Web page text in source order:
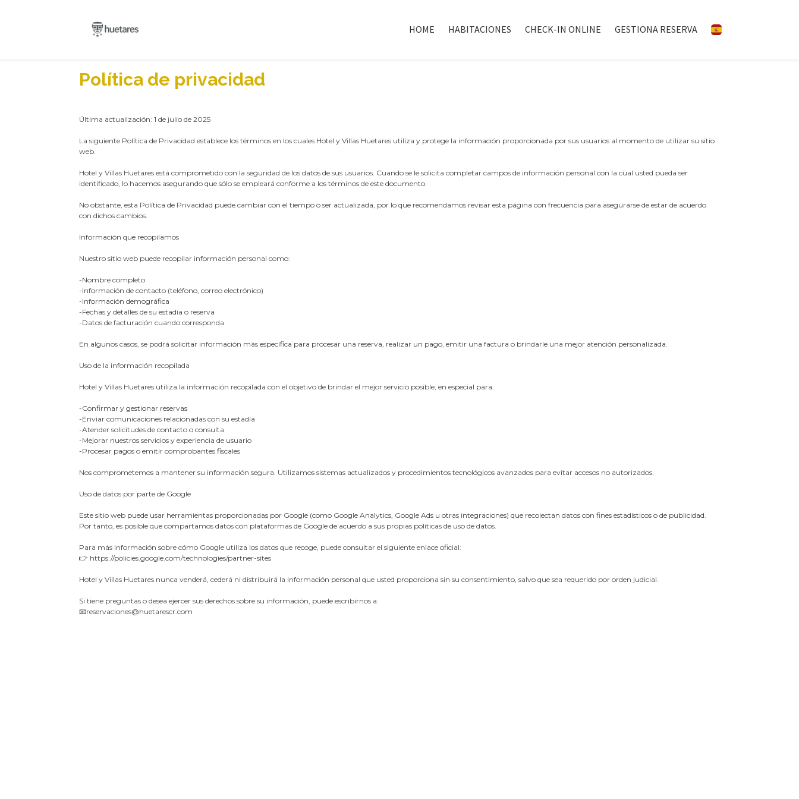
HOME HABITACIONES CHECK-IN ONLINE GESTIONA RESERVA
Política de privacidad
​Última actualización: 1 de julio de 2025
La siguiente Política de Privacidad establece los términos en los cuales Hotel y Villas Huetares utiliza y protege la información proporcionada por sus usuarios al momento de utilizar su sitio
web.
Hotel y Villas Huetares está comprometido con la seguridad de los datos de sus usuarios. Cuando se le solicita completar campos de información personal con la cual usted pueda ser
identificado, lo hacemos asegurando que sólo se empleará conforme a los términos de este documento.
No obstante, esta Política de Privacidad puede cambiar con el tiempo o ser actualizada, por lo que recomendamos revisar esta página con frecuencia para asegurarse de estar de acuerdo
con dichos cambios.
Información que recopilamos
Nuestro sitio web puede recopilar información personal como:
-Nombre completo
-Información de contacto (teléfono, correo electrónico)
-Información demográfica
-Fechas y detalles de su estadía o reserva
-Datos de facturación cuando corresponda
En algunos casos, se podrá solicitar información más específica para procesar una reserva, realizar un pago, emitir una factura o brindarle una mejor atención personalizada.
Uso de la información recopilada
Hotel y Villas Huetares utiliza la información recopilada con el objetivo de brindar el mejor servicio posible, en especial para:
-Confirmar y gestionar reservas
-Enviar comunicaciones relacionadas con su estadía
-Atender solicitudes de contacto o consulta
-Mejorar nuestros servicios y experiencia de usuario
-Procesar pagos o emitir comprobantes fiscales
Nos comprometemos a mantener su información segura. Utilizamos sistemas actualizados y procedimientos tecnológicos avanzados para evitar accesos no autorizados.
Uso de datos por parte de Google
Este sitio web puede usar herramientas proporcionadas por Google (como Google Analytics, Google Ads u otras integraciones) que recolectan datos con fines estadísticos o de publicidad.
Por tanto, es posible que compartamos datos con plataformas de Google de acuerdo a sus propias políticas de uso de datos.
Para más información sobre cómo Google utiliza los datos que recoge, puede consultar el siguiente enlace oficial:
👉 https://policies.google.com/technologies/partner-sites
Hotel y Villas Huetares nunca venderá, cederá ni distribuirá la información personal que usted proporciona sin su consentimiento, salvo que sea requerido por orden judicial.
Si tiene preguntas o desea ejercer sus derechos sobre su información, puede escribirnos a:
📧reservaciones@huetarescr.com